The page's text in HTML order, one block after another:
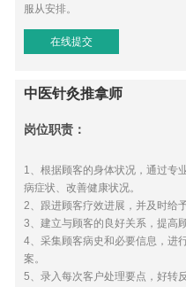
服从安排。
在线提交
中医针灸推拿师
岗位职责：
1、根据顾客的身体状况，通过专
病症状、改善健康状况。
2、跟进顾客疗效进展，并及时给
3、建立与顾客的良好关系，提高
4、采集顾客病史和必要信息，进
案。
5、录入每次客户处理要点，好转